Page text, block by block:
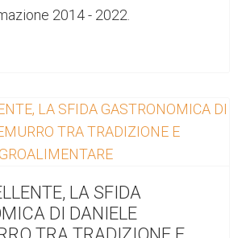
2014 - 2022.
LA SFIDA
DI DANIELE